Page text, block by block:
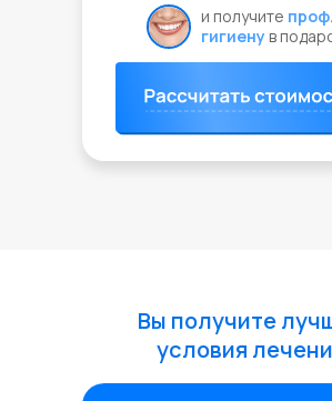
и получите проф.
гигиену в
Вы получите
условия